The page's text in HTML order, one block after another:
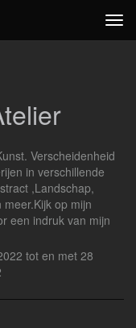
Verscheidenheid
in verschillende
,Landschap,
meer.Kijk op mijn
een indruk van mijn
tot en met 28